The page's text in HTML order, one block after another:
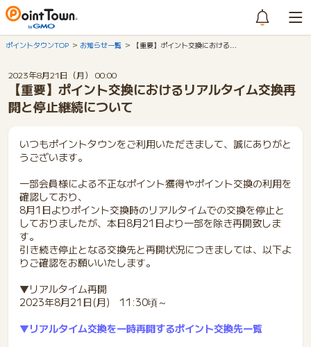
ポイントタウンTOP お知らせ一覧 【重要】ポイント交換における…
2023年8月21日（月） 00:00
【重要】ポイント交換におけるリアルタイム交換再
開と停止継続について
いつもポイントタウンをご利用いただきまして、誠にありがと
うございます。
一部会員様による不正なポイント獲得やポイント交換の利用を
確認しており、
8月1日よりポイント交換時のリアルタイムでの交換を停止と
しておりましたが、本日8月21日より一部を除き再開致しま
す。
引き続き停止となる交換先と再開状況につきましては、以下よ
りご確認をお願いいたします。
▼リアルタイム再開
2023年8月21日(月) 11:30頃～
▼リアルタイム交換を一時再開するポイント交換先一覧